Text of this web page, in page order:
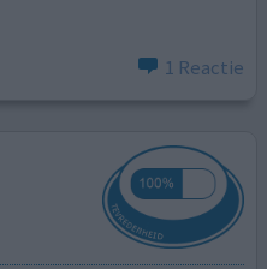
1 Reactie